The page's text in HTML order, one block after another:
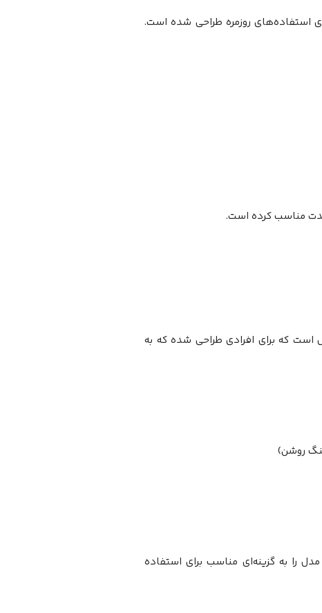
استفاده‌های روزمره طراحی شده است.
مناسب کرده است.
است که برای افرادی طراحی شده که به
را به گزینه‌ای مناسب برای استفاده